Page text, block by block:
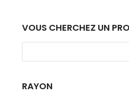
VOUS CHERCHEZ UN
RAYON